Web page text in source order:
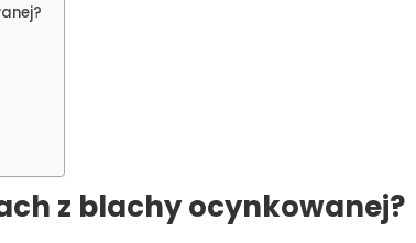
z blachy ocynkowanej?